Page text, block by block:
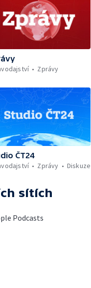
Dunaji — Požár na
— Policejní dohled nad
kolem rozluček se
obětí romského
a nedostatek vody —
v Ostravě —
Marty po požáru
Zprávy
ČT24
Zprávy Diskuze
sítích
Podcasts